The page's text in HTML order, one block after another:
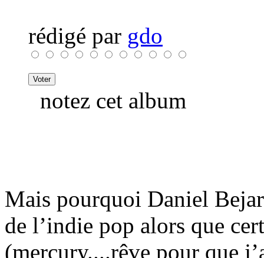
rédigé par gdo
notez cet album
Mais pourquoi Daniel
de l’indie pop alors que
(mercury....rêve pour que